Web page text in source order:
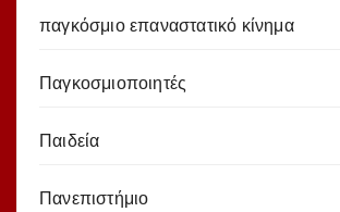
παγκόσμιο επαναστατικό κίνημα
Παγκοσμιοποιητές
Παιδεία
Πανεπιστήμιο